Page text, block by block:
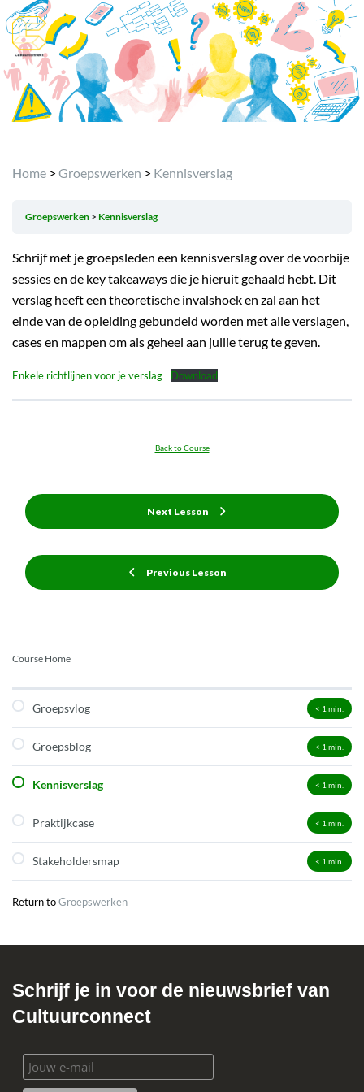
Home > Groepswerken > Kennisverslag
Groepswerken Kennisverslag
Schrijf met je groepsleden een kennisverslag over de voorbije
sessies en de key takeaways die je hieruit gehaald hebt. Dit
verslag heeft een theoretische invalshoek en zal aan het
einde van de opleiding gebundeld worden met alle verslagen,
cases en mappen om als geheel aan jullie terug te geven.
Enkele richtlijnen voor je verslag Download
Previous Lesson
Back to Course
Next Lesson
Course Home
Groepsvlog < 1 min.
Groepsblog < 1 min.
Kennisverslag < 1 min.
Praktijkcase < 1 min.
Stakeholdersmap < 1 min.
Return toGroepswerken
Schrijf je in voor de nieuwsbrief van
Cultuurconnect